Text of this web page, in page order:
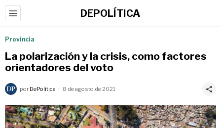
DEPOLÍTICA
Provincia
La polarización y la crisis, como factores
orientadores del voto
por DePolítica 8 de agosto de 2021